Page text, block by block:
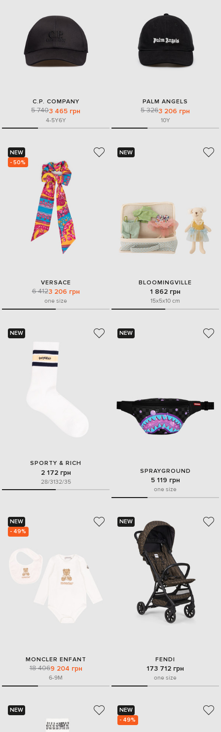
C.P. COMPANY
5 7403 465 грн
4-5Y6Y
PALM ANGELS
5 3263 206 грн
10Y
NEW
- 50%
VERSACE
6 4123 206 грн
one size
NEW
BLOOMINGVILLE
1 862 грн
15x5x10 cm
NEW
SPORTY & RICH
2 172 грн
28/3132/35
NEW
SPRAYGROUND
5 119 грн
one size
NEW
- 49%
MONCLER ENFANT
18 4069 204 грн
6-9M
NEW
FENDI
173 712 грн
one size
NEW
NEW
- 49%